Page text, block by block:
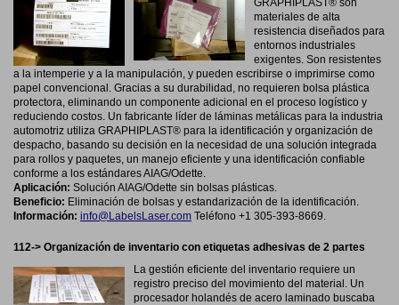
GRAPHIPLAST® son
materiales de alta
resistencia diseñados para
entornos industriales
exigentes. Son resistentes
a la intemperie y a la manipulación, y pueden escribirse o imprimirse como
papel convencional. Gracias a su durabilidad, no requieren bolsa plástica
protectora, eliminando un componente adicional en el proceso logístico y
reduciendo costos. Un fabricante líder de láminas metálicas para la industria
automotriz utiliza GRAPHIPLAST® para la identificación y organización de
despacho, basando su decisión en la necesidad de una solución integrada
para rollos y paquetes, un manejo eficiente y una identificación confiable
conforme a los estándares AIAG/Odette.
Aplicación: Solución AIAG/Odette sin bolsas plásticas.
Beneficio: Eliminación de bolsas y estandarización de la identificación.
Información: info@LabelsLaser.com Teléfono +1 305-393-8669.
112-> Organización de inventario con etiquetas adhesivas de 2 partes
La gestión eficiente del inventario requiere un
registro preciso del movimiento del material. Un
procesador holandés de acero laminado buscaba